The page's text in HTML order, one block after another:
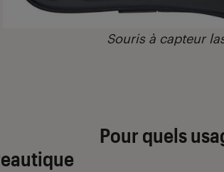
Souris à capteur
Pour quels